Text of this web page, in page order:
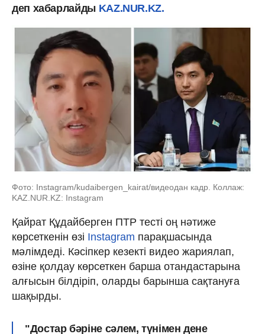
деп хабарлайды KAZ.NUR.KZ.
Фото: Instagram/kudaibergen_kairat/видеодан кадр. Коллаж:
KAZ.NUR.KZ: Instagram
Қайрат Құдайберген ПТР тесті оң нәтиже
көрсеткенін өзі Instagram парақшасында
мәлімдеді. Кәсіпкер кезекті видео жариялап,
өзіне қолдау көрсеткен барша отандастарына
алғысын білдіріп, оларды барынша сақтануға
шақырды.
"Достар бәріне сәлем, түнімен дене